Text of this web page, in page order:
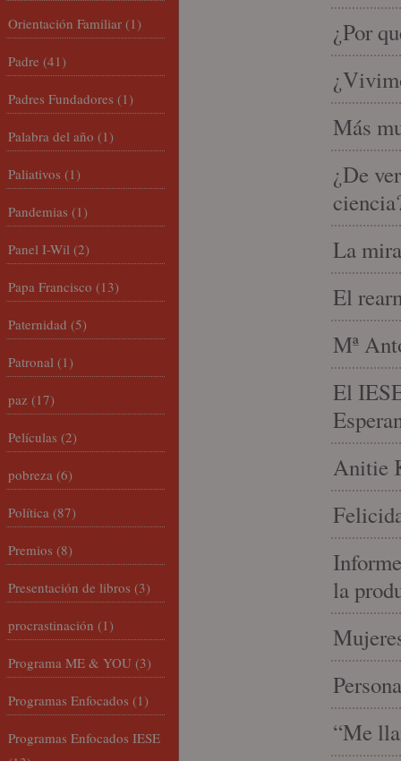
¿Por
Más
¿De
La
El
Mª
El
Anitie
la
“Me
Orientación Familiar (1)
Padre (41)
Padres Fundadores (1)
Palabra del año (1)
Paliativos (1)
Pandemias (1)
Panel I-Wil (2)
Papa Francisco (13)
Paternidad (5)
Patronal (1)
paz (17)
Películas (2)
pobreza (6)
Política (87)
Premios (8)
Presentación de libros (3)
procrastinación (1)
Programa ME & YOU (3)
Programas Enfocados (1)
Programas Enfocados IESE